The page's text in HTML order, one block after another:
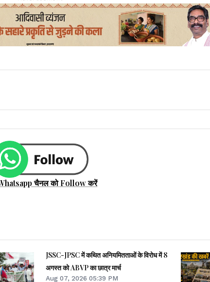
चैनल को Follow करें
JSSC-JPSC में कथित अनियमितताओं के विरोध में 8
अगस्त को ABVP का छात्र मार्च
Aug 07, 2026 05:39 PM